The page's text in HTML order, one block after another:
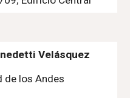
Velásquez
de los Andes